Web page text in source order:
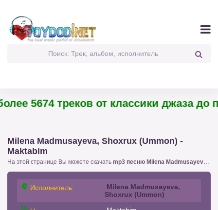
5674 треков от классики джаза до
Milena Madmusayeva, Shoxrux (Ummon) -
Maktabim
На этой странице Вы можете скачать mp3 песню Milena Madmusayeva, Shoxrux (Ummon) - Maktabim
Исполнитель:
Milena Madmusayeva,
Shoxrux (Ummon)